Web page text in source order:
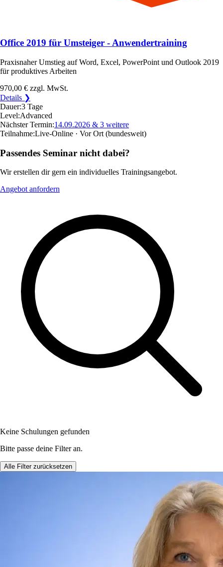
Office 2019 für Umsteiger - Anwendertraining
Praxisnaher Umstieg auf Word, Excel, PowerPoint und Outlook 2019
für produktives Arbeiten
970,00 € zzgl. MwSt.
Details ❯
Dauer:3 Tage
Level:Advanced
Nächster Termin:14.09.2026 & 3 weitere
Teilnahme:Live-Online · Vor Ort (bundesweit)
Passendes Seminar nicht dabei?
Wir erstellen dir gern ein individuelles Trainingsangebot.
Angebot anfordern
Keine Schulungen gefunden
Bitte passe deine Filter an.
Alle Filter zurücksetzen